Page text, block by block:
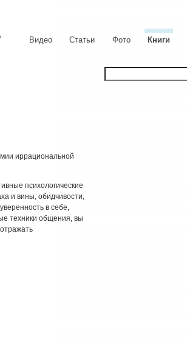
Видео Статьи Фото Книги
иррациональной
психологические
и вины, обидчивости,
в себе,
техники общения, вы